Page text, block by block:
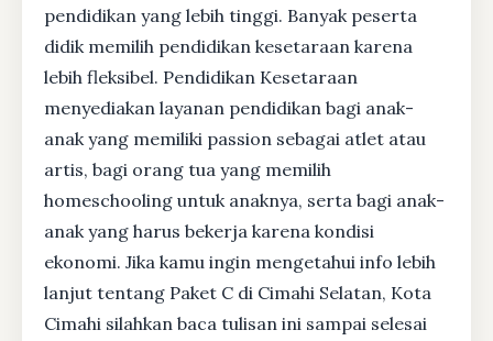
pendidikan yang lebih tinggi. Banyak peserta
didik memilih pendidikan kesetaraan karena
lebih fleksibel. Pendidikan Kesetaraan
menyediakan layanan pendidikan bagi anak-
anak yang memiliki passion sebagai atlet atau
artis, bagi orang tua yang memilih
homeschooling untuk anaknya, serta bagi anak-
anak yang harus bekerja karena kondisi
ekonomi. Jika kamu ingin mengetahui info lebih
lanjut tentang Paket C di Cimahi Selatan, Kota
Cimahi silahkan baca tulisan ini sampai selesai